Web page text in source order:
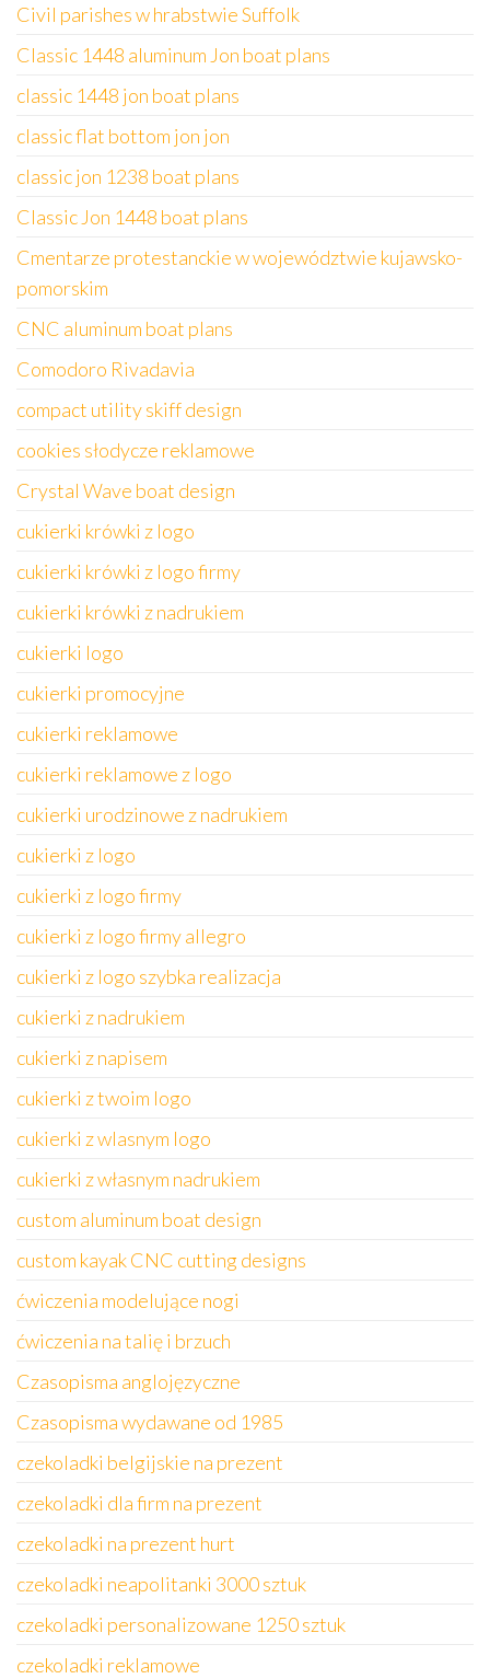
Civil parishes w hrabstwie Suffolk
Classic 1448 aluminum Jon boat plans
classic 1448 jon boat plans
classic flat bottom jon jon
classic jon 1238 boat plans
Classic Jon 1448 boat plans
Cmentarze protestanckie w województwie kujawsko-
pomorskim
CNC aluminum boat plans
Comodoro Rivadavia
compact utility skiff design
cookies słodycze reklamowe
Crystal Wave boat design
cukierki krówki z logo
cukierki krówki z logo firmy
cukierki krówki z nadrukiem
cukierki logo
cukierki promocyjne
cukierki reklamowe
cukierki reklamowe z logo
cukierki urodzinowe z nadrukiem
cukierki z logo
cukierki z logo firmy
cukierki z logo firmy allegro
cukierki z logo szybka realizacja
cukierki z nadrukiem
cukierki z napisem
cukierki z twoim logo
cukierki z wlasnym logo
cukierki z własnym nadrukiem
custom aluminum boat design
custom kayak CNC cutting designs
ćwiczenia modelujące nogi
ćwiczenia na talię i brzuch
Czasopisma anglojęzyczne
Czasopisma wydawane od 1985
czekoladki belgijskie na prezent
czekoladki dla firm na prezent
czekoladki na prezent hurt
czekoladki neapolitanki 3000 sztuk
czekoladki personalizowane 1250 sztuk
czekoladki reklamowe